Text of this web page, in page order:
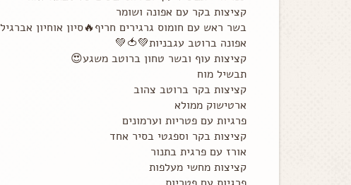
קציצות בקר עם אפונה ושומר
בשר ראש עם חומוס גרגירים חריף🔥סיון אוחיון אברגיל
אפונה ברוטב עגבניות💚🍅💚
קציצות עוף ובשר טחון ברוטב משגע😍
תבשיל מוח
קציצות בקר ברוטב צהוב
ארטישוק ממולא
פרגיות עם פטריות וערמונים
קציצות בקר וספגטי בסיר אחד
אורז עם פרגית בתנור
קציצות מחשי מעלפות